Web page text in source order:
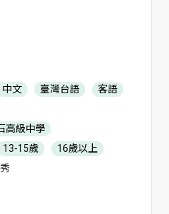
中文 臺灣台語
客語
高級中學
13-15歲
16歲以上